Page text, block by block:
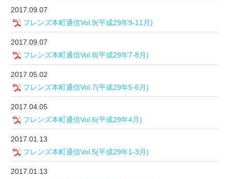
2017.09.07
フレンズ本町通信Vol.9(平成29年9-11月)
2017.09.07
フレンズ本町通信Vol.8(平成29年7-8月)
2017.05.02
フレンズ本町通信Vol.7(平成29年5-6月)
2017.04.05
フレンズ本町通信Vol.6(平成29年4月)
2017.01.13
フレンズ本町通信Vol.5(平成29年1-3月)
2017.01.13